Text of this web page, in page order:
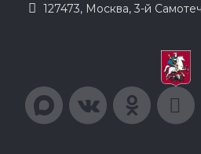
127473, Москва, 3-й